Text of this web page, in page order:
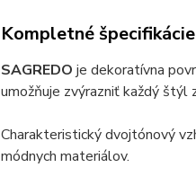
Kompletné špecifikácie
SAGREDO je dekoratívna
umožňuje zvýrazniť každý štýl
Charakteristický dvojtónový
módnych materiálov.